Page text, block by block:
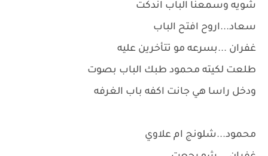
شويه وسمعنا الباب اندكت
سعاد...اروح افتح الباب
غفران ...بسرعه مو تتأخرين عليه
طلعت لكيته محمود طبك الباب بصوت
ودخل راسا هي جانت اكفه باب الغرفه
محمود...شلونج ام علاوي